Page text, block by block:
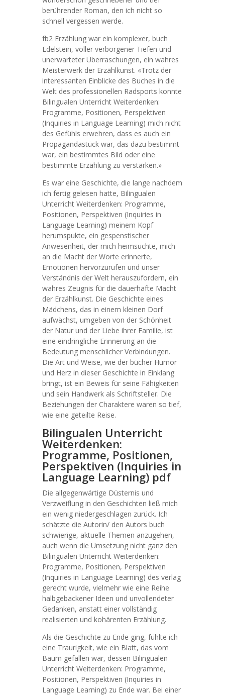
berührender Roman, den ich nicht so
schnell vergessen werde.
fb2 Erzählung war ein komplexer, buch
Edelstein, voller verborgener Tiefen und
unerwarteter Überraschungen, ein wahres
Meisterwerk der Erzählkunst. «Trotz der
interessanten Einblicke des Buches in die
Welt des professionellen Radsports konnte
Bilingualen Unterricht Weiterdenken:
Programme, Positionen, Perspektiven
(Inquiries in Language Learning) mich nicht
des Gefühls erwehren, dass es auch ein
Propagandastück war, das dazu bestimmt
war, ein bestimmtes Bild oder eine
bestimmte Erzählung zu verstärken.»
Es war eine Geschichte, die lange nachdem
ich fertig gelesen hatte, Bilingualen
Unterricht Weiterdenken: Programme,
Positionen, Perspektiven (Inquiries in
Language Learning) meinem Kopf
herumspukte, ein gespenstischer
Anwesenheit, der mich heimsuchte, mich
an die Macht der Worte erinnerte,
Emotionen hervorzurufen und unser
Verständnis der Welt herauszufordern, ein
wahres Zeugnis für die dauerhafte Macht
der Erzählkunst. Die Geschichte eines
Mädchens, das in einem kleinen Dorf
aufwächst, umgeben von der Schönheit
der Natur und der Liebe ihrer Familie, ist
eine eindringliche Erinnerung an die
Bedeutung menschlicher Verbindungen.
Die Art und Weise, wie der bücher Humor
und Herz in dieser Geschichte in Einklang
bringt, ist ein Beweis für seine Fähigkeiten
und sein Handwerk als Schriftsteller. Die
Beziehungen der Charaktere waren so tief,
wie eine geteilte Reise.
Bilingualen Unterricht
Weiterdenken:
Programme, Positionen,
Perspektiven (Inquiries in
Language Learning) pdf
Die allgegenwärtige Düsternis und
Verzweiflung in den Geschichten ließ mich
ein wenig niedergeschlagen zurück. Ich
schätzte die Autorin/ den Autors buch
schwierige, aktuelle Themen anzugehen,
auch wenn die Umsetzung nicht ganz den
Bilingualen Unterricht Weiterdenken:
Programme, Positionen, Perspektiven
(Inquiries in Language Learning) des verlag
gerecht wurde, vielmehr wie eine Reihe
halbgebackener Ideen und unvollendeter
Gedanken, anstatt einer vollständig
realisierten und kohärenten Erzählung.
Als die Geschichte zu Ende ging, fühlte ich
eine Traurigkeit, wie ein Blatt, das vom
Baum gefallen war, dessen Bilingualen
Unterricht Weiterdenken: Programme,
Positionen, Perspektiven (Inquiries in
Language Learning) zu Ende war. Bei einer